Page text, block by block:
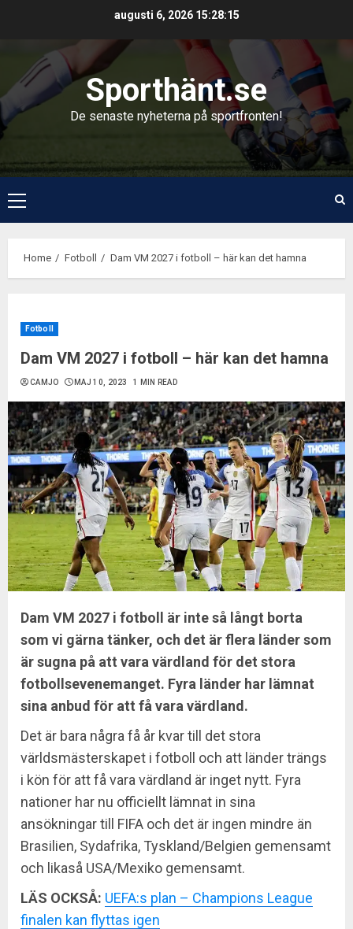
augusti 6, 2026 15:28:16
Sporthänt.se
De senaste nyheterna på sportfronten!
Primary
Menu
Home Fotboll Dam VM 2027 i fotboll – här kan det hamna
Fotboll
Dam VM 2027 i fotboll – här kan det hamna
CAMJO MAJ 10, 2023 1 MIN READ
Dam VM 2027 i fotboll är inte så långt borta
som vi gärna tänker, och det är flera länder som
är sugna på att vara värdland för det stora
fotbollsevenemanget. Fyra länder har lämnat
sina anbud för att få vara värdland.
Det är bara några få år kvar till det stora
världsmästerskapet i fotboll och att länder trängs
i kön för att få vara värdland är inget nytt. Fyra
nationer har nu officiellt lämnat in sina
ansökningar till FIFA och det är ingen mindre än
Brasilien, Sydafrika, Tyskland/Belgien gemensamt
och likaså USA/Mexiko gemensamt.
LÄS OCKSÅ: UEFA:s plan – Champions League
finalen kan flyttas igen